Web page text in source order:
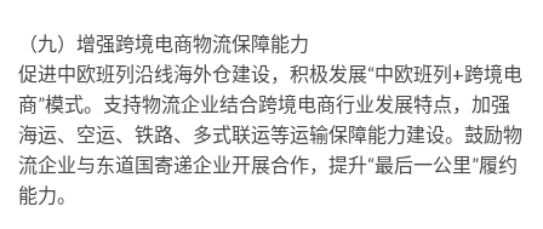
（九）增强跨境电商物流保障能力
促进中欧班列沿线海外仓建设，积极发展“中欧班列+跨境电
商”模式。支持物流企业结合跨境电商行业发展特点，加强
海运、空运、铁路、多式联运等运输保障能力建设。鼓励物
流企业与东道国寄递企业开展合作，提升“最后一公里”履约
能力。